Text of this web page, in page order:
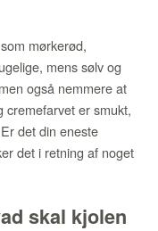
mørkerød,
mens sølv og
også nemmere at
cremefarvet er smukt,
det din eneste
det i retning af noget
skal kjolen